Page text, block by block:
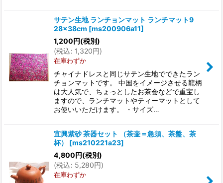
サテン生地 ランチョンマット ランチマット9
28×38cm [ms200906a11]
1,200円(税別)
(税込: 1,320円)
在庫わずか
チャイナドレスと同じサテン生地でできたラン
チョンマットです。 中国をイメージさせる龍柄
は大人気で、ちょっとしたお茶会などで重宝し
ますので、ランチマットやティーマットとして
お使いいただけます。 ・サイズ…
宜興紫砂 茶器セット （茶壷＝急須、茶盤、茶
杯）
[ms210221a23]
4,800円(税別)
(税込: 5,280円)
在庫わずか